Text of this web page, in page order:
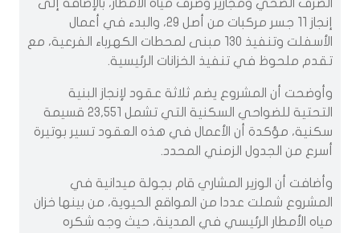
الصرف الصحي ومجارير وصرف مياه الأمطار، بالإضافة إلى
إنجاز 11 جسر مركبات من أصل 29، والبدء في أعمال
الأسفلت وتنفيذ 130 مبنى لمحطات الكهرباء الفرعية، مع
تقدم ملحوظ في تنفيذ الخزانات الرئيسية.
‏وأوضحت أن المشروع يضم ثلاثة عقود لإنجاز البنية
التحتية للضواحي السكنية التي تشمل 23,551 قسيمة
سكنية، مؤكدة أن الأعمال في هذه العقود تسير بوتيرة
أسرع من الجدول الزمني المحدد.
‏وأضافت أن الوزير المشاري قام بجولة ميدانية في
المشروع شملت عددا من المواقع الحيوية، من بينها خزان
مياه الأمطار الرئيسي في المدينة، حيث وجه شكره